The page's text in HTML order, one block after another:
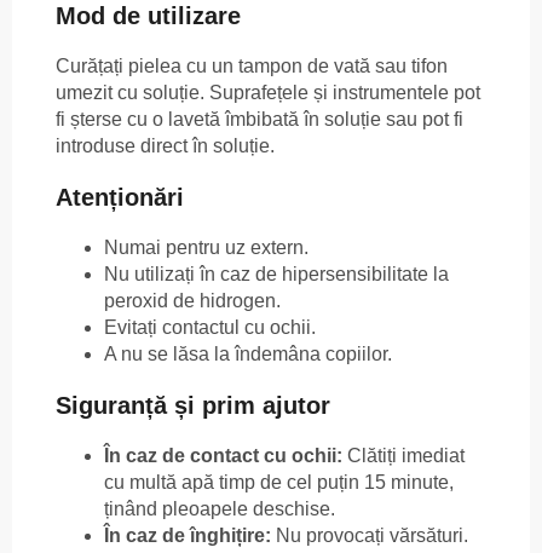
Mod de utilizare
Curățați pielea cu un tampon de vată sau tifon
umezit cu soluție. Suprafețele și instrumentele pot
fi șterse cu o lavetă îmbibată în soluție sau pot fi
introduse direct în soluție.
Atenționări
Numai pentru uz extern.
Nu utilizați în caz de hipersensibilitate la
peroxid de hidrogen.
Evitați contactul cu ochii.
A nu se lăsa la îndemâna copiilor.
Siguranță și prim ajutor
În caz de contact cu ochii: Clătiți imediat
cu multă apă timp de cel puțin 15 minute,
ținând pleoapele deschise.
În caz de înghițire: Nu provocați vărsături.